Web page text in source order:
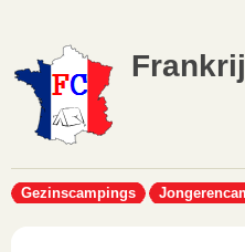
Gezinscampings